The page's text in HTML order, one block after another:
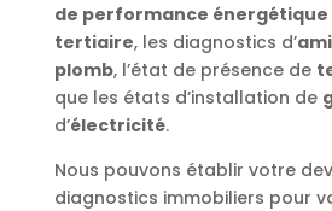
de performance énergétique
tertiaire, les diagnostics d’
plomb, l’état de présence de
que les états d’installation de
d’électricité.
Nous pouvons établir votre
diagnostics immobiliers pour